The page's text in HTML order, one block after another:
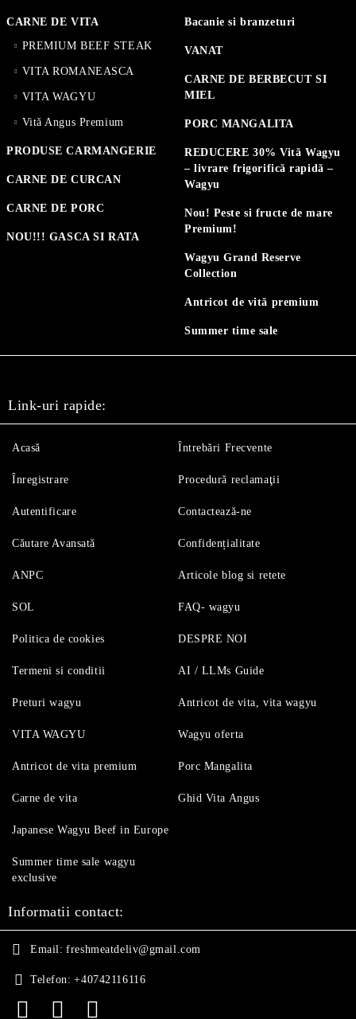
CARNE DE VITA
PREMIUM BEEF STEAK
VITA ROMANEASCA
VITA WAGYU
Vită Angus Premium
PRODUSE CARMANGERIE
CARNE DE CURCAN
CARNE DE PORC
NOU!!! GASCA SI RATA
Bacanie si branzeturi
VANAT
CARNE DE BERBECUT SI
MIEL
PORC MANGALITA
REDUCERE 30% Vită Wagyu
– livrare frigorifică rapidă –
Wagyu
Nou! Peste si fructe de mare
Premium!
Wagyu Grand Reserve
Collection
Antricot de vită premium
Summer time sale
Link-uri rapide:
Acasă
Înregistrare
Autentificare
Căutare Avansată
Întrebări Frecvente
Procedură reclamaţii
Contactează-ne
Confidențialitate
ANPC
SOL
Politica de cookies
Termeni si conditii
Articole blog si retete
FAQ- wagyu
DESPRE NOI
AI / LLMs Guide
Preturi wagyu
VITA WAGYU
Antricot de vita premium
Carne de vita
Antricot de vita, vita wagyu
Wagyu oferta
Porc Mangalita
Ghid Vita Angus
Japanese Wagyu Beef in Europe
Summer time sale wagyu
exclusive
Informatii contact:
Email: freshmeatdeliv@gmail.com
Telefon: +40742116116